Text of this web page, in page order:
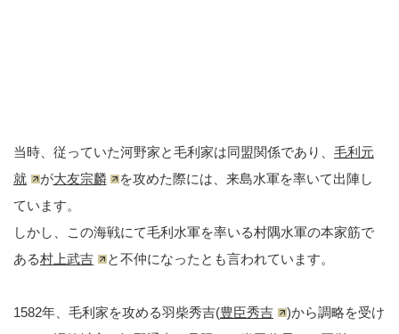
当時、従っていた河野家と毛利家は同盟関係であり、 毛利元
就
が大友宗麟
を攻めた際には、来島水軍を率いて出陣し
ています。
しかし、この海戦にて毛利水軍を率いる村隅水軍の本家筋で
ある村上武吉 と不仲になったとも言われています。
1582年、毛利家を攻める羽柴秀吉(豊臣秀吉
)から調略を受け